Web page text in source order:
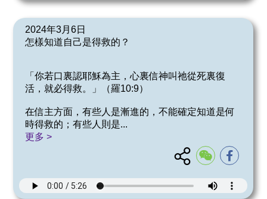
2024年3月6日
怎樣知道自己是得救的？
「你若口裏認耶穌為主，心裏信神叫祂從死裏復
活，就必得救。」（羅10:9）
在信主方面，有些人是漸進的，不能確定知道是何
時得救的；有些人則是...
更多 >